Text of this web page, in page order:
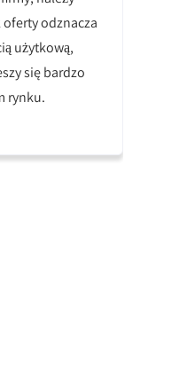
oferty odznacza
użytkową,
się bardzo
rynku.